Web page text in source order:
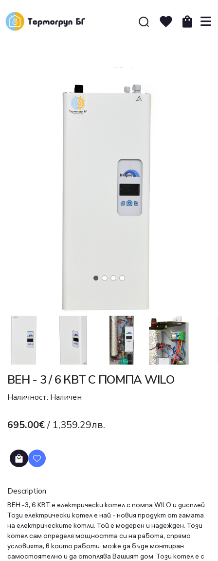
ВЕН - 3 / 6 КВТ С ПОМПА WILO
Наличност: Наличен
695.00€/ 1,359.29лв.
Description
ВЕН -3, 6 КВТ е електрически котел с помпа WILO и дисплей.
Този електрически котел е най - новия продукт от гамата
на електрическите котли. Той е модерен и надежден. Този
котел сам определя мощността си на работа, спрямо
условията, в които работи. може да бъде монтиран
самостоятелно и да отоплява Вашият дом. Този котел е с